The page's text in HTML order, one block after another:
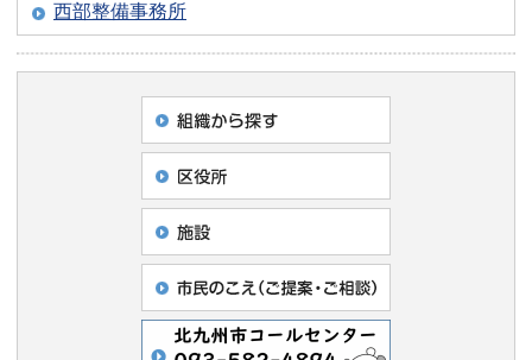
西部整備事務所